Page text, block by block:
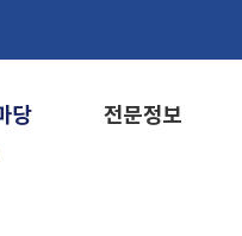
당 전문정보